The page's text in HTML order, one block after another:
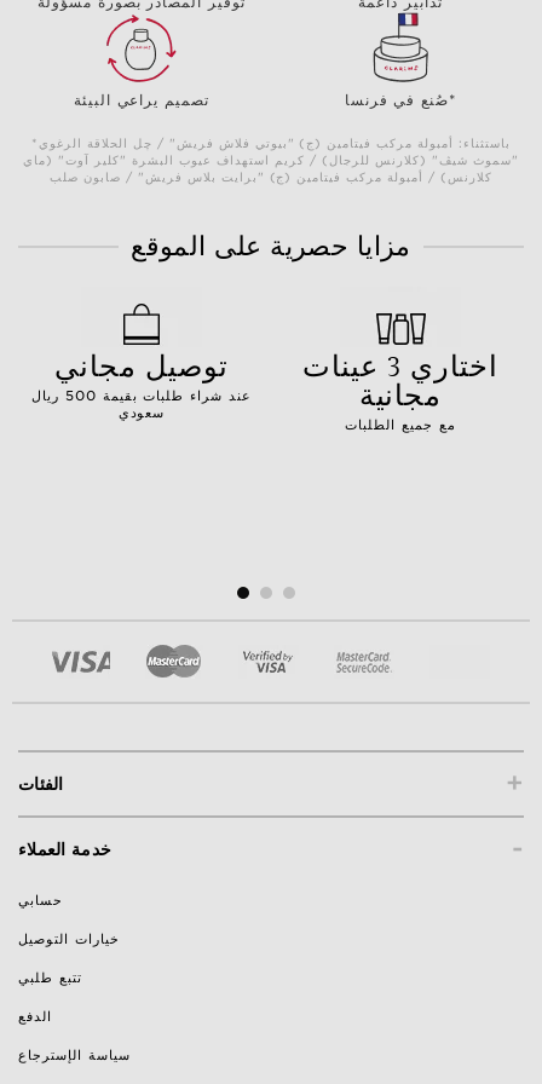
تصميم يراعي البيئة صُنع في فرنسا*
*باستثناء: أمبولة مركب فيتامين (ج) "بيوتي فلاش فريش" / چل الحلاقة الرغوي
"سموث شيڤ" (كلارنس للرجال) / كريم استهداف عيوب البشرة "كلير آوت" (ماي
كلارنس) / أمبولة مركب فيتامين (ج) "برايت بلاس فريش" / صابون صلب
مزايا حصرية على الموقع
توصيل مجاني
عند شراء طلبات بقيمة 500 ريال
سعودي
اختاري 3 عينات
مجانية
مع جميع الطلبات
+ الفئات
- خدمة العملاء
حسابي
خيارات التوصيل
تتبع طلبي
الدفع
سياسة الإسترجاع